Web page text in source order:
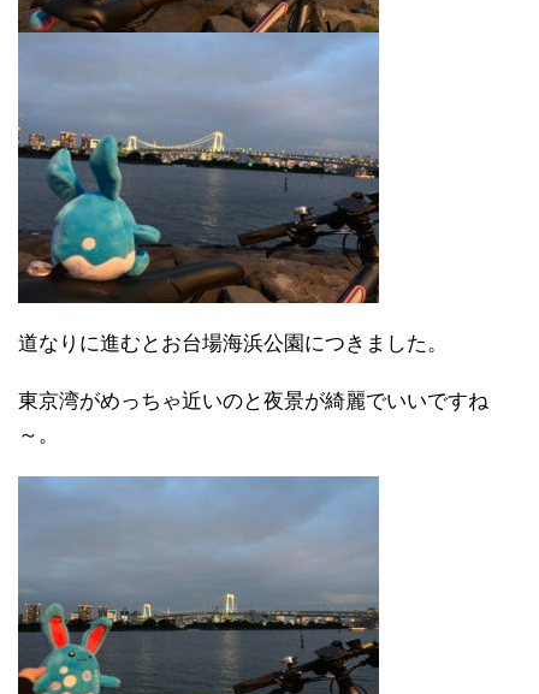
道なりに進むとお台場海浜公園につきました。
東京湾がめっちゃ近いのと夜景が綺麗でいいですね
～。